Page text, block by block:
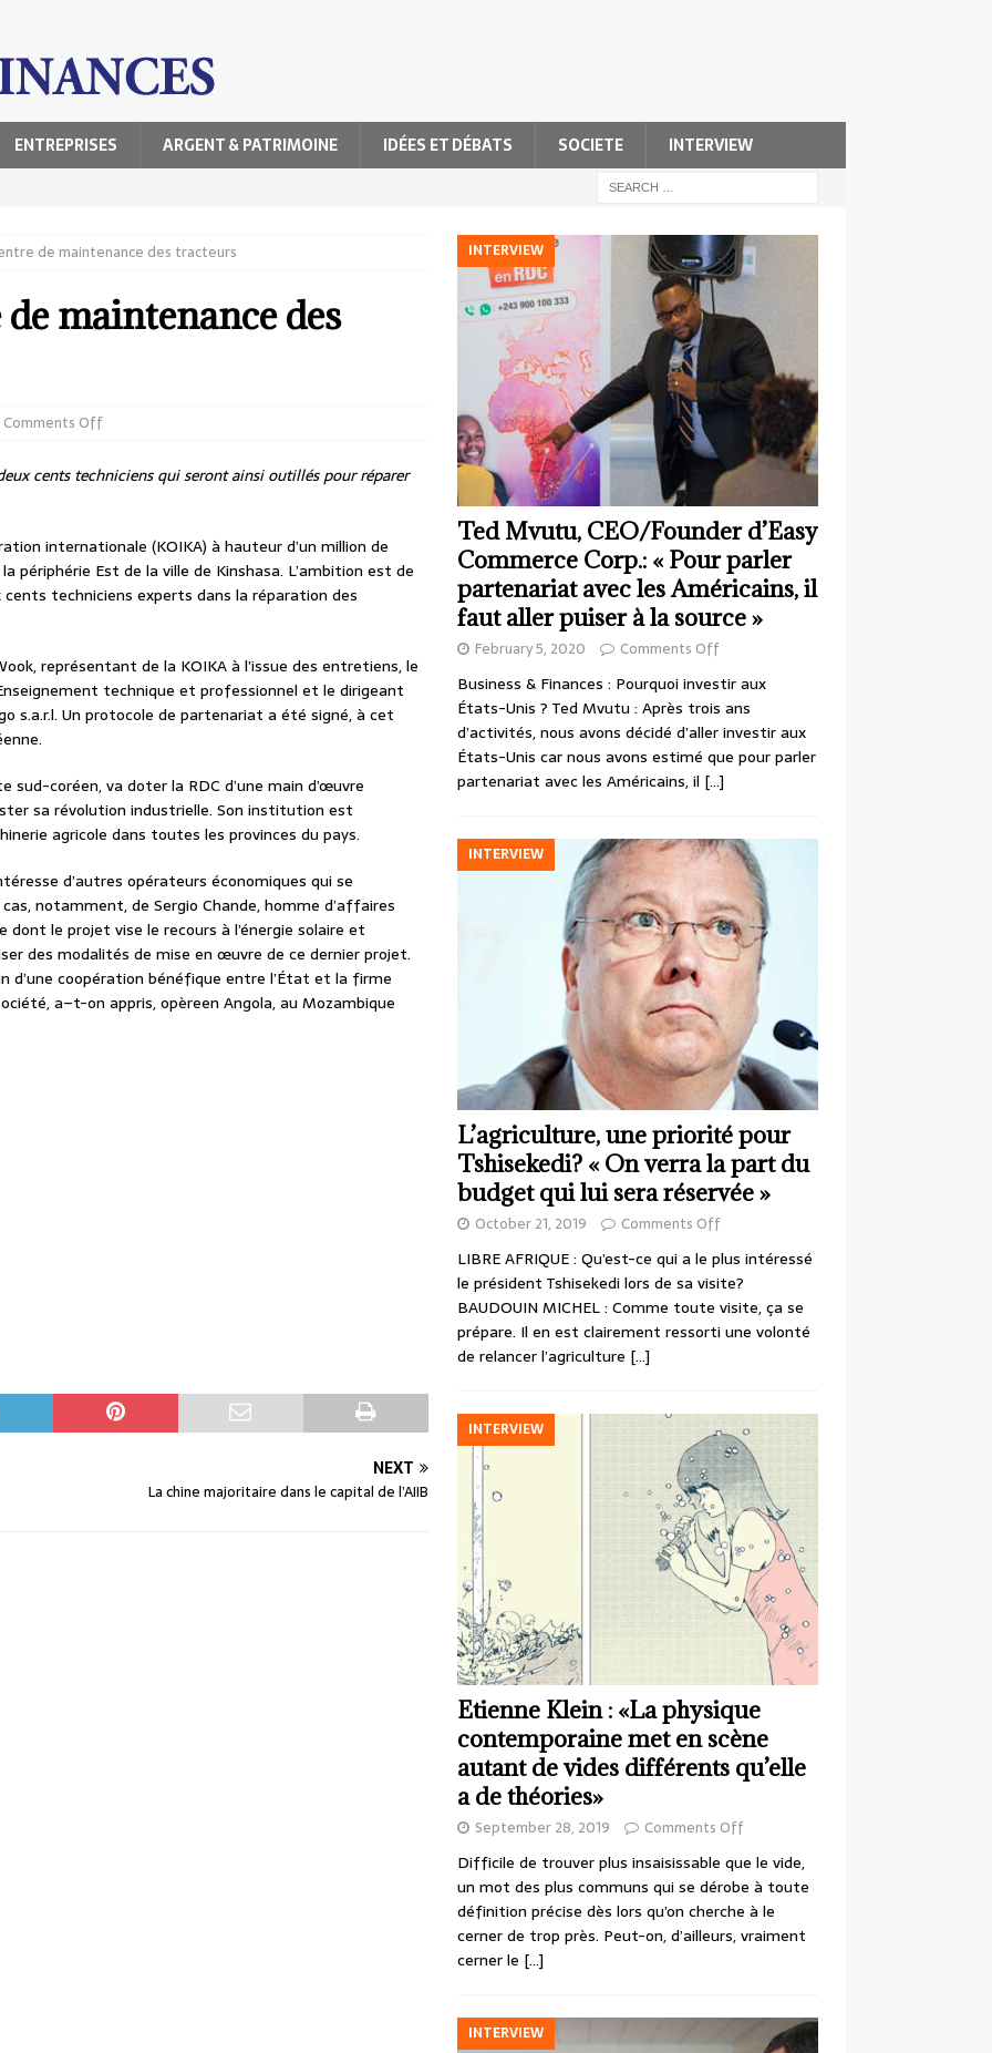
ENTREPRISES ARGENT & PATRIMOINE IDÉES ET DÉBATS SOCIETE INTERVIEW
de maintenance des tracteurs
maintenance des
Comments Off
cents techniciens qui seront ainsi outillés pour réparer
internationale (KOIKA) à hauteur d’un million de
périphérie Est de la ville de Kinshasa. L’ambition est de
cents techniciens experts dans la réparation des
représentant de la KOIKA à l’issue des entretiens, le
technique et professionnel et le dirigeant
s.a.r.l. Un protocole de partenariat a été signé, à cet
sud-coréen, va doter la RDC d’une main d’œuvre
sa révolution industrielle. Son institution est
agricole dans toutes les provinces du pays.
d’autres opérateurs économiques qui se
notamment, de Sergio Chande, homme d’affaires
dont le projet vise le recours à l’énergie solaire et
des modalités de mise en œuvre de ce dernier projet.
d’une coopération bénéfique entre l’État et la firme
a–t-on appris, opèreen Angola, au Mozambique
NEXT
La chine majoritaire dans le capital de l’AIIB
INTERVIEW
Ted Mvutu, CEO/Founder d’Easy
Commerce Corp.: « Pour parler
partenariat avec les Américains, il
faut aller puiser à la source »
February 5, 2020 Comments Off
Business & Finances : Pourquoi investir aux
États-Unis ? Ted Mvutu : Après trois ans
d’activités, nous avons décidé d’aller investir aux
États-Unis car nous avons estimé que pour parler
partenariat avec les Américains, il […]
INTERVIEW
L’agriculture, une priorité pour
Tshisekedi? « On verra la part du
budget qui lui sera réservée »
October 21, 2019 Comments Off
LIBRE AFRIQUE : Qu’est-ce qui a le plus intéressé
le président Tshisekedi lors de sa visite?
BAUDOUIN MICHEL : Comme toute visite, ça se
prépare. Il en est clairement ressorti une volonté
de relancer l’agriculture […]
INTERVIEW
Etienne Klein : «La physique
contemporaine met en scène
autant de vides différents qu’elle
a de théories»
September 28, 2019 Comments Off
Difficile de trouver plus insaisissable que le vide,
un mot des plus communs qui se dérobe à toute
définition précise dès lors qu’on cherche à le
cerner de trop près. Peut-on, d’ailleurs, vraiment
cerner le […]
INTERVIEW